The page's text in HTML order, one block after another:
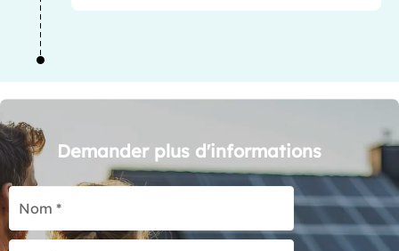
Demander plus d'informations
Nom *